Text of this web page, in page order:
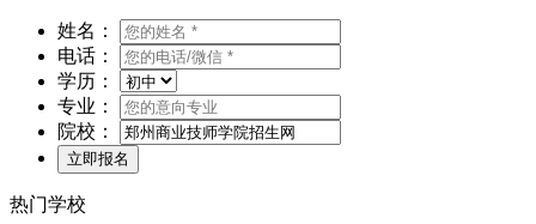
姓名：
电话：
学历：
专业：
院校：
热门学校